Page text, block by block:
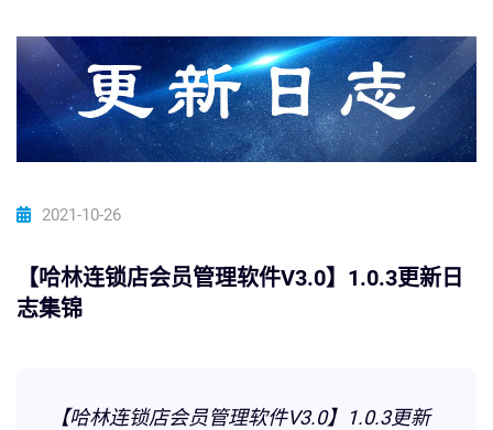
2021-10-26
【哈林连锁店会员管理软件V3.0】1.0.3更新日
志集锦
【哈林连锁店会员管理软件V3.0】1.0.3更新